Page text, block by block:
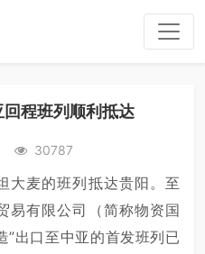
程班列顺利抵达
30787
大麦的班列抵达贵阳。至
易有限公司（简称物资国
”出口至中亚的首发班列已